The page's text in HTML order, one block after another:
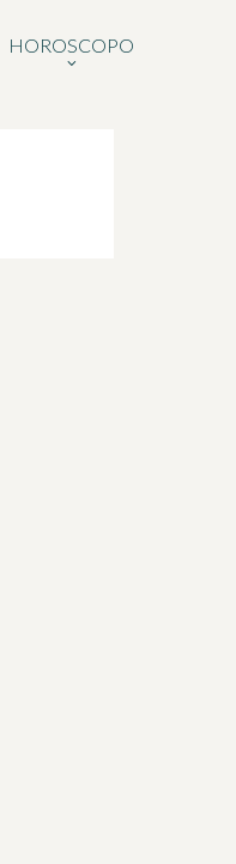
HOROSCOPO